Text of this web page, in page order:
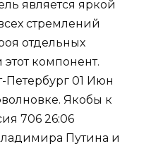
является яркой
стремлений
отдельных
компонент.
Петербург 01 Июн
Якобы к
706 26:06
Путина и